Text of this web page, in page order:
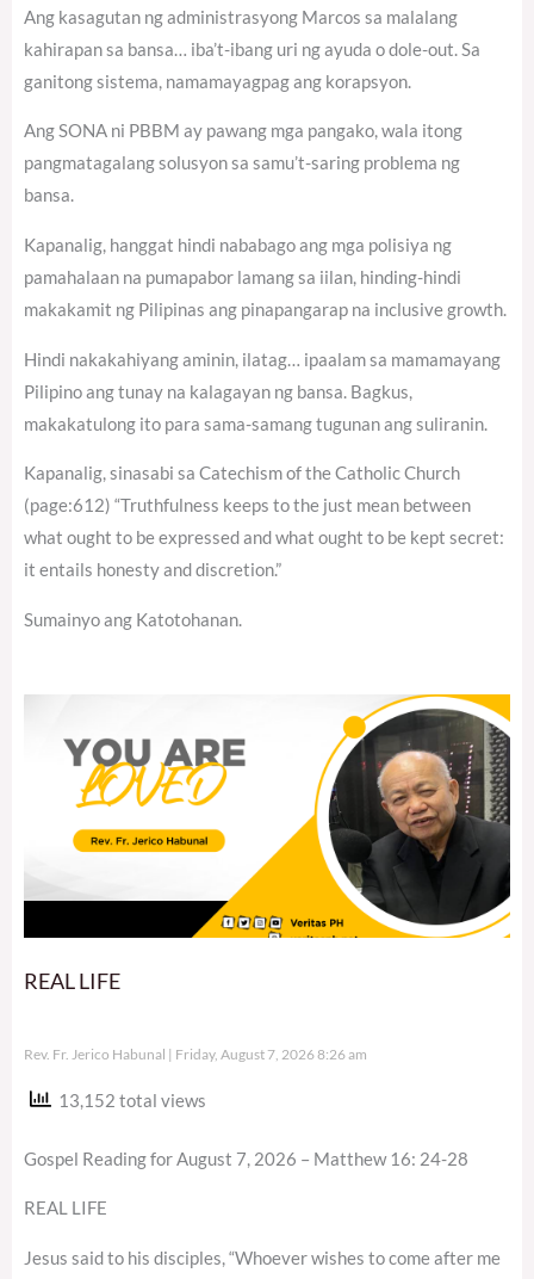
Ang kasagutan ng administrasyong Marcos sa malalang
kahirapan sa bansa… iba’t-ibang uri ng ayuda o dole-out. Sa
ganitong sistema, namamayagpag ang korapsyon.
Ang SONA ni PBBM ay pawang mga pangako, wala itong
pangmatagalang solusyon sa samu’t-saring problema ng
bansa.
Kapanalig, hanggat hindi nababago ang mga polisiya ng
pamahalaan na pumapabor lamang sa iilan, hinding-hindi
makakamit ng Pilipinas ang pinapangarap na inclusive growth.
Hindi nakakahiyang aminin, ilatag… ipaalam sa mamamayang
Pilipino ang tunay na kalagayan ng bansa. Bagkus,
makakatulong ito para sama-samang tugunan ang suliranin.
Kapanalig, sinasabi sa Catechism of the Catholic Church
(page:612) “Truthfulness keeps to the just mean between
what ought to be expressed and what ought to be kept secret:
it entails honesty and discretion.”
Sumainyo ang Katotohanan.
REAL LIFE
Rev. Fr. Jerico Habunal Friday, August 7, 2026 8:26 am
13,152 total views
Gospel Reading for August 7, 2026 – Matthew 16: 24-28
REAL LIFE
Jesus said to his disciples, “Whoever wishes to come after me